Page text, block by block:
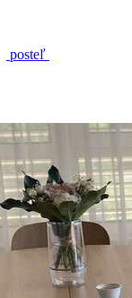
posteľ